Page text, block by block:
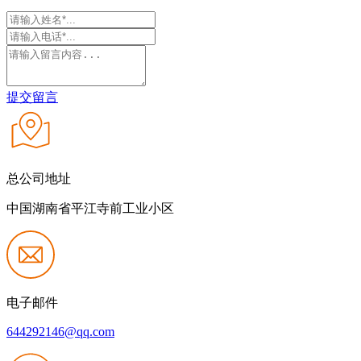
提交留言
总公司地址
中国湖南省平江寺前工业小区
电子邮件
644292146@qq.com